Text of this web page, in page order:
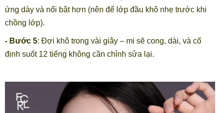
ứng dày và nổi bật hơn (nên để lớp đầu khô nhẹ trước khi
chồng lớp).
- Bước 5: Đợi khô trong vài giây – mi sẽ cong, dài, và cố
định suốt 12 tiếng không cần chỉnh sửa lại.